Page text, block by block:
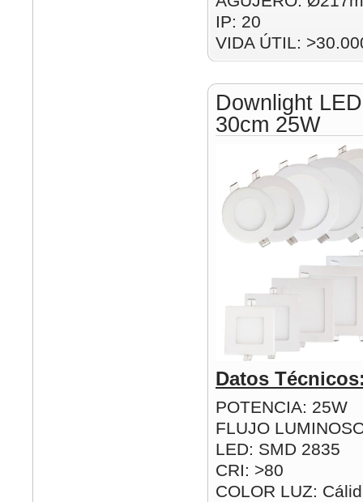
IP: 20
VIDA ÚTIL:
Downlight
30cm 25W
Datos
POTENCIA: 25W
FLUJO
LED: SMD 2835
CRI: >80
COLOR LUZ: